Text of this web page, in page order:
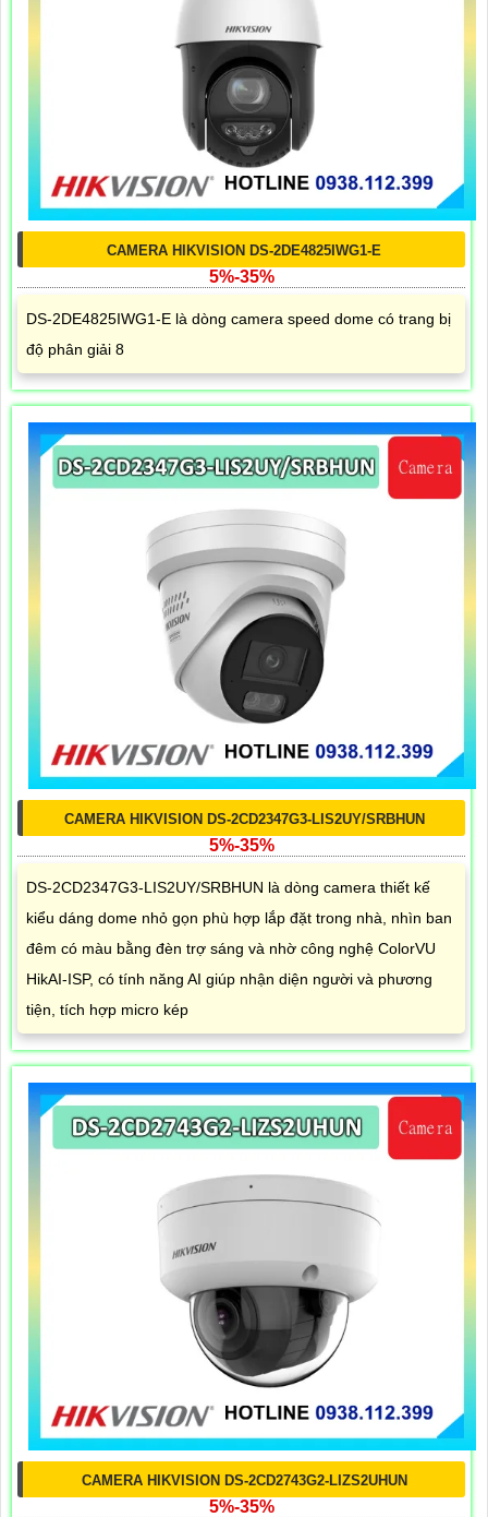
CAMERA HIKVISION DS-2DE4825IWG1-E
5%-35%
DS-2DE4825IWG1-E là dòng camera speed dome có trang bị
độ phân giải 8
CAMERA HIKVISION DS-2CD2347G3-LIS2UY/SRBHUN
5%-35%
DS-2CD2347G3-LIS2UY/SRBHUN là dòng camera thiết kế
kiểu dáng dome nhỏ gọn phù hợp lắp đặt trong nhà, nhìn ban
đêm có màu bằng đèn trợ sáng và nhờ công nghệ ColorVU
HikAI-ISP, có tính năng AI giúp nhận diện người và phương
tiện, tích hợp micro kép
CAMERA HIKVISION DS-2CD2743G2-LIZS2UHUN
5%-35%